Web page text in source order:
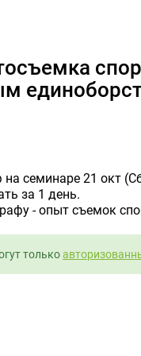
на семинаре 21 окт
за 1 день.
- опыт съемок
только